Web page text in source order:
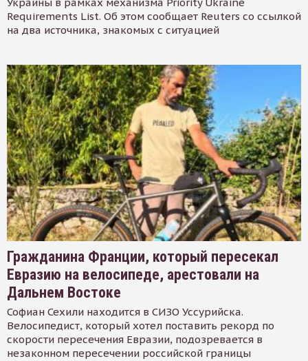
Requirements List. Об этом сообщает Reuters со ссылкой
на два источника, знакомых с ситуацией
Гражданина Франции, который пересекал
Евразию на велосипеде, арестовали на
Дальнем Востоке
Софиан Сехили находится в СИЗО Уссурийска.
Велосипедист, который хотел поставить рекорд по
скорости пересечения Евразии, подозревается в
незаконном пересечении российской границы